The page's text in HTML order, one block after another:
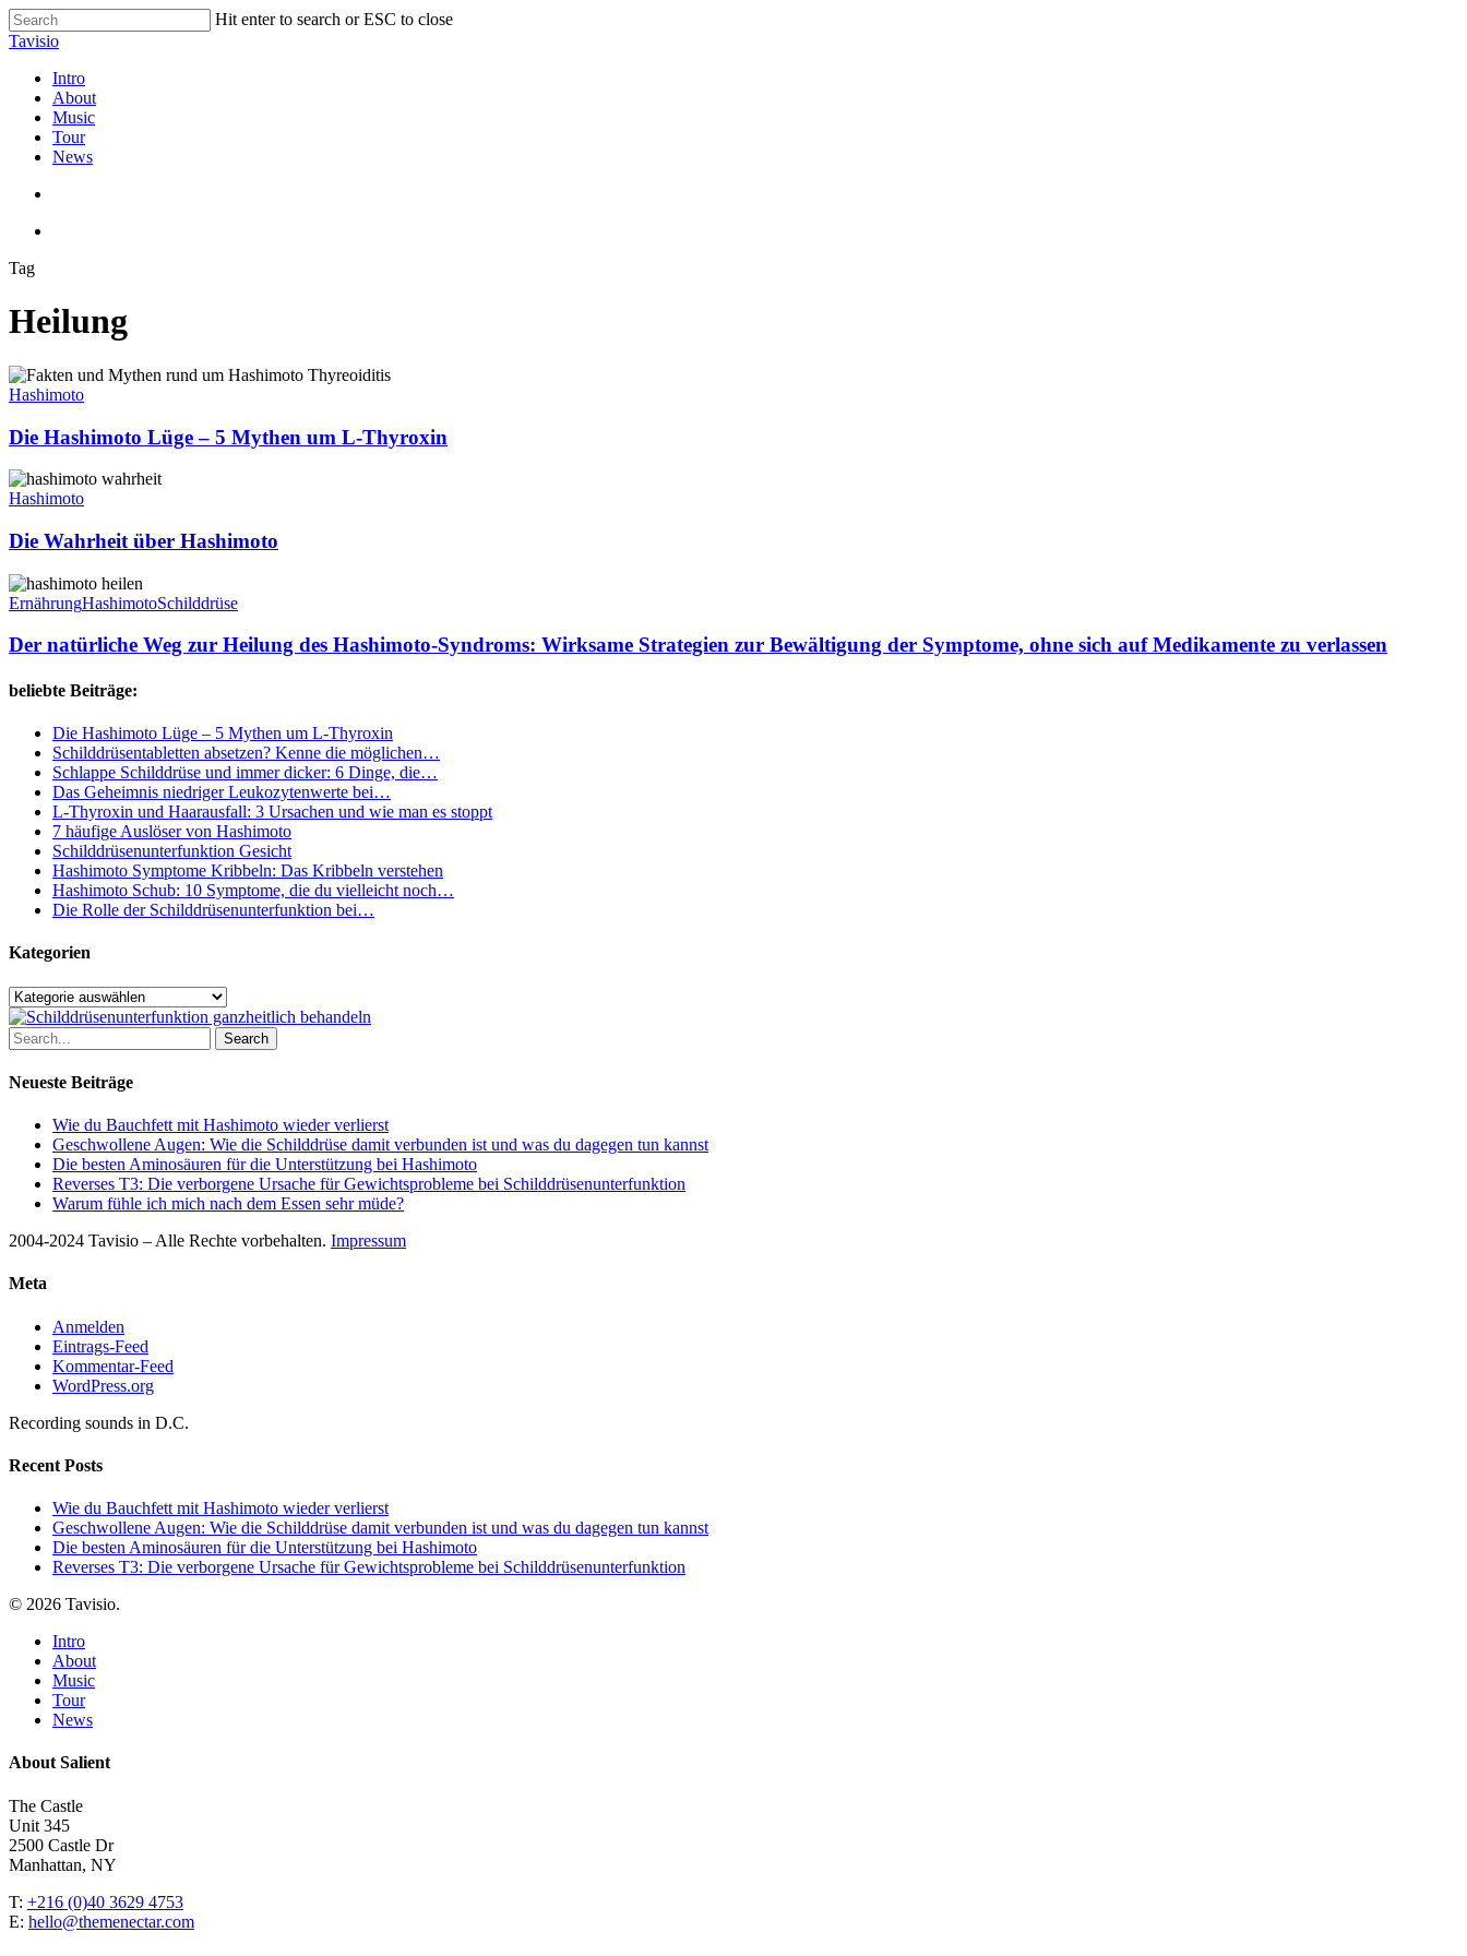
Skip
to
content
Hit enter to search or ESC to close
Close
Tavisio
search
Menu
Intro
About
Music
Tour
News
Tag
Heilung
Die
Hashimoto
–
5
Mythen
um
L-
Thyroxin
Hashimoto
Die Hashimoto Lüge – 5 Mythen um L-Thyroxin
Die
Wahrheit
Hashimoto
Hashimoto
Die Wahrheit über Hashimoto
Der
natürliche
zur
des
Hashimoto-
Wirksame
Strategien
Bewältigung
Symptome,
ohne
Medikamente
verlassen
ErnährungHashimotoSchilddrüse
Der natürliche Weg zur Heilung des Hashimoto-Syndroms: Wirksame Strategien zur Bewältigung der Symptome, ohne sich auf Medikamente zu verlassen
beliebte Beiträge:
Die Hashimoto Lüge – 5 Mythen um L-Thyroxin
Schilddrüsentabletten absetzen? Kenne die möglichen…
Schlappe Schilddrüse und immer dicker: 6 Dinge, die…
Das Geheimnis niedriger Leukozytenwerte bei…
L-Thyroxin und Haarausfall: 3 Ursachen und wie man es stoppt
7 häufige Auslöser von Hashimoto
Schilddrüsenunterfunktion Gesicht
Hashimoto Symptome Kribbeln: Das Kribbeln verstehen
Hashimoto Schub: 10 Symptome, die du vielleicht noch…
Die Rolle der Schilddrüsenunterfunktion bei…
Kategorien
Kategorien
Search
Neueste Beiträge
Wie du Bauchfett mit Hashimoto wieder verlierst
Geschwollene Augen: Wie die Schilddrüse damit verbunden ist und was du dagegen tun kannst
Die besten Aminosäuren für die Unterstützung bei Hashimoto
Reverses T3: Die verborgene Ursache für Gewichtsprobleme bei Schilddrüsenunterfunktion
Warum fühle ich mich nach dem Essen sehr müde?
2004-2024 Tavisio – Alle Rechte vorbehalten. Impressum
Meta
Anmelden
Eintrags-Feed
Kommentar-Feed
WordPress.org
Recording sounds in D.C.
Recent Posts
Wie du Bauchfett mit Hashimoto wieder verlierst
Geschwollene Augen: Wie die Schilddrüse damit verbunden ist und was du dagegen tun kannst
Die besten Aminosäuren für die Unterstützung bei Hashimoto
Reverses T3: Die verborgene Ursache für Gewichtsprobleme bei Schilddrüsenunterfunktion
© 2026 Tavisio.
Close
Menu
Intro
About
Music
Tour
News
About Salient
The Castle
Unit 345
2500 Castle Dr
Manhattan, NY
T: +216 (0)40 3629 4753
E: hello@themenectar.com